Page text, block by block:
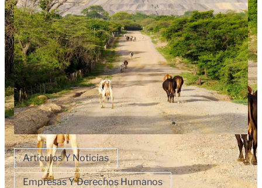
Artículos Y Noticias
Empresas Y Derechos Humanos